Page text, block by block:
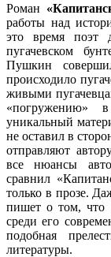
Роман
работы над
это время поэт
пугачевском
Пушкин
происходило
живыми
«погружению»
уникальный
не оставил в
отправляют
все нюансы
сравнил
только в прозе.
пишет о том, что
среди его
подобная
литературы.